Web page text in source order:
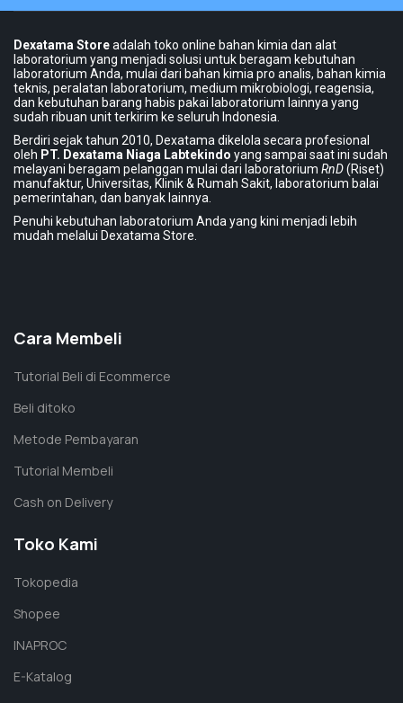
Dexatama Storeadalah toko online bahan kimia dan alat
laboratorium yang menjadi solusi untuk beragam kebutuhan
laboratorium Anda, mulai dari bahan kimia pro analis, bahan kimia
teknis, peralatan laboratorium, medium mikrobiologi, reagensia,
dan kebutuhan barang habis pakai laboratorium lainnya yang
sudah ribuan unit terkirim ke seluruh Indonesia.
Berdiri sejak tahun 2010, Dexatama dikelola secara profesional
oleh PT. Dexatama Niaga Labtekindo yang sampai saat ini sudah
melayani beragam pelanggan mulai dari laboratorium RnD(Riset)
manufaktur, Universitas, Klinik & Rumah Sakit, laboratorium balai
pemerintahan, dan banyak lainnya.
Penuhi kebutuhan laboratorium Anda yang kini menjadi lebih
mudah melalui Dexatama Store.
Cara Membeli
Tutorial Beli di Ecommerce
Beli ditoko
Metode Pembayaran
Tutorial Membeli
Cash on Delivery
Toko Kami
Tokopedia
Shopee
INAPROC
E-Katalog